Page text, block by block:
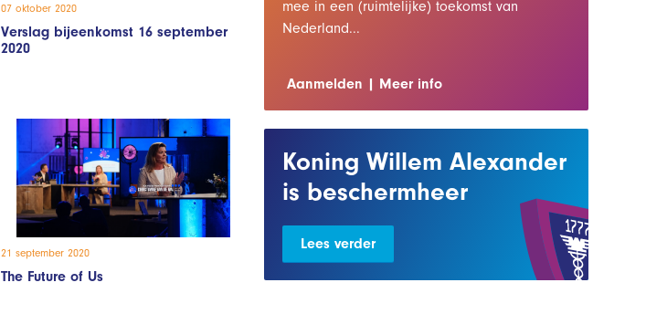
07 oktober 2020
Verslag bijeenkomst 16 september
2020
21 september 2020
The Future of Us
mee in een (ruimtelijke) toekomst van
Nederland...
Aanmelden Meer info
Koning Willem Alexander
is beschermheer
Lees verder